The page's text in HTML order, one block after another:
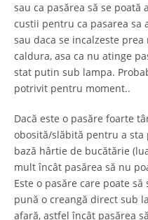
sau ca pasărea să se poată
custii pentru ca pasarea sa
sau daca se incalzeste
caldura, asa ca nu atinge
stat putin sub lampa.
potrivit pentru moment..
Dacă este o pasăre foarte
obosită/slăbită pentru a sta
bază hârtie de bucătărie
mult încât pasărea să nu
Este o pasăre care poate
pună o creangă direct sub
afară, astfel încât pasărea